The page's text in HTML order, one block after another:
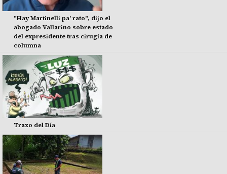
"Hay Martinelli pa' rato", dijo el
abogado Vallarino sobre estado
del expresidente tras cirugía de
columna
Trazo del Día